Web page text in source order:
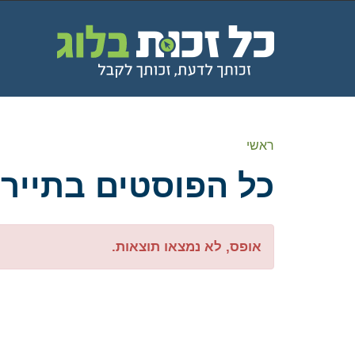
ראשי
כל הפוסטים ב
אופס, לא נמצאו תוצאות.